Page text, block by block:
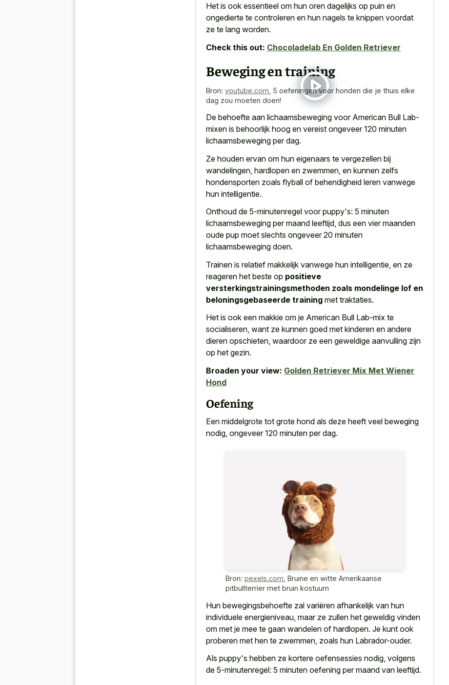
Het is ook essentieel om hun oren dagelijks op puin en
ongedierte te controleren en hun nagels te knippen voordat
ze te lang worden.
Check this out: Chocoladelab En Golden Retriever
Beweging en training
Bron: youtube.com 5 oefeningen voor honden die je thuis elke
dag zou moeten doen!
De behoefte aan lichaamsbeweging voor American Bull Lab-
mixen is behoorlijk hoog en vereist ongeveer 120 minuten
lichaamsbeweging per dag.
Ze houden ervan om hun eigenaars te vergezellen bij
wandelingen, hardlopen en zwemmen, en kunnen zelfs
hondensporten zoals flyball of behendigheid leren vanwege
hun intelligentie.
Onthoud de 5-minutenregel voor puppy's: 5 minuten
lichaamsbeweging per maand leeftijd, dus een vier maanden
oude pup moet slechts ongeveer 20 minuten
lichaamsbeweging doen.
Trainen is relatief makkelijk vanwege hun intelligentie, en ze
reageren het beste op positieve
versterkingstrainingsmethoden zoals mondelinge lof en
beloningsgebaseerde training met traktaties.
Het is ook een makkie om je American Bull Lab-mix te
socialiseren, want ze kunnen goed met kinderen en andere
dieren opschieten, waardoor ze een geweldige aanvulling zijn
op het gezin.
Broaden your view: Golden Retriever Mix Met Wiener
Hond
Oefening
Een middelgrote tot grote hond als deze heeft veel beweging
nodig, ongeveer 120 minuten per dag.
Bron: pexels.com, Bruine en witte Amerikaanse
pitbullterrier met bruin kostuum
Hun bewegingsbehoefte zal variëren afhankelijk van hun
individuele energieniveau, maar ze zullen het geweldig vinden
om met je mee te gaan wandelen of hardlopen. Je kunt ook
proberen met hen te zwemmen, zoals hun Labrador-ouder.
Als puppy's hebben ze kortere oefensessies nodig, volgens
de 5-minutenregel: 5 minuten oefening per maand van leeftijd.